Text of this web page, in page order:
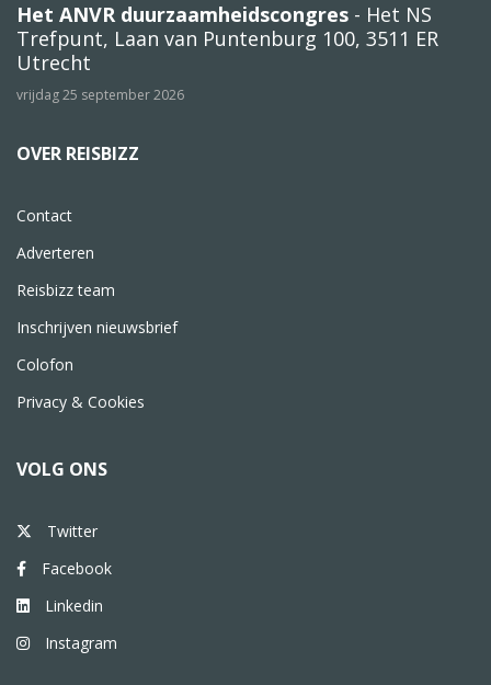
Het ANVR duurzaamheidscongres - Het NS
Trefpunt, Laan van Puntenburg 100, 3511 ER
Utrecht
vrijdag 25 september 2026
OVER REISBIZZ
Contact
Adverteren
Reisbizz team
Inschrijven nieuwsbrief
Colofon
Privacy & Cookies
VOLG ONS
Twitter
Facebook
Linkedin
Instagram